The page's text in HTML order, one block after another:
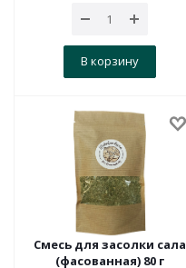
В корзину
Смесь для засолки сала
(фасованная) 80 г